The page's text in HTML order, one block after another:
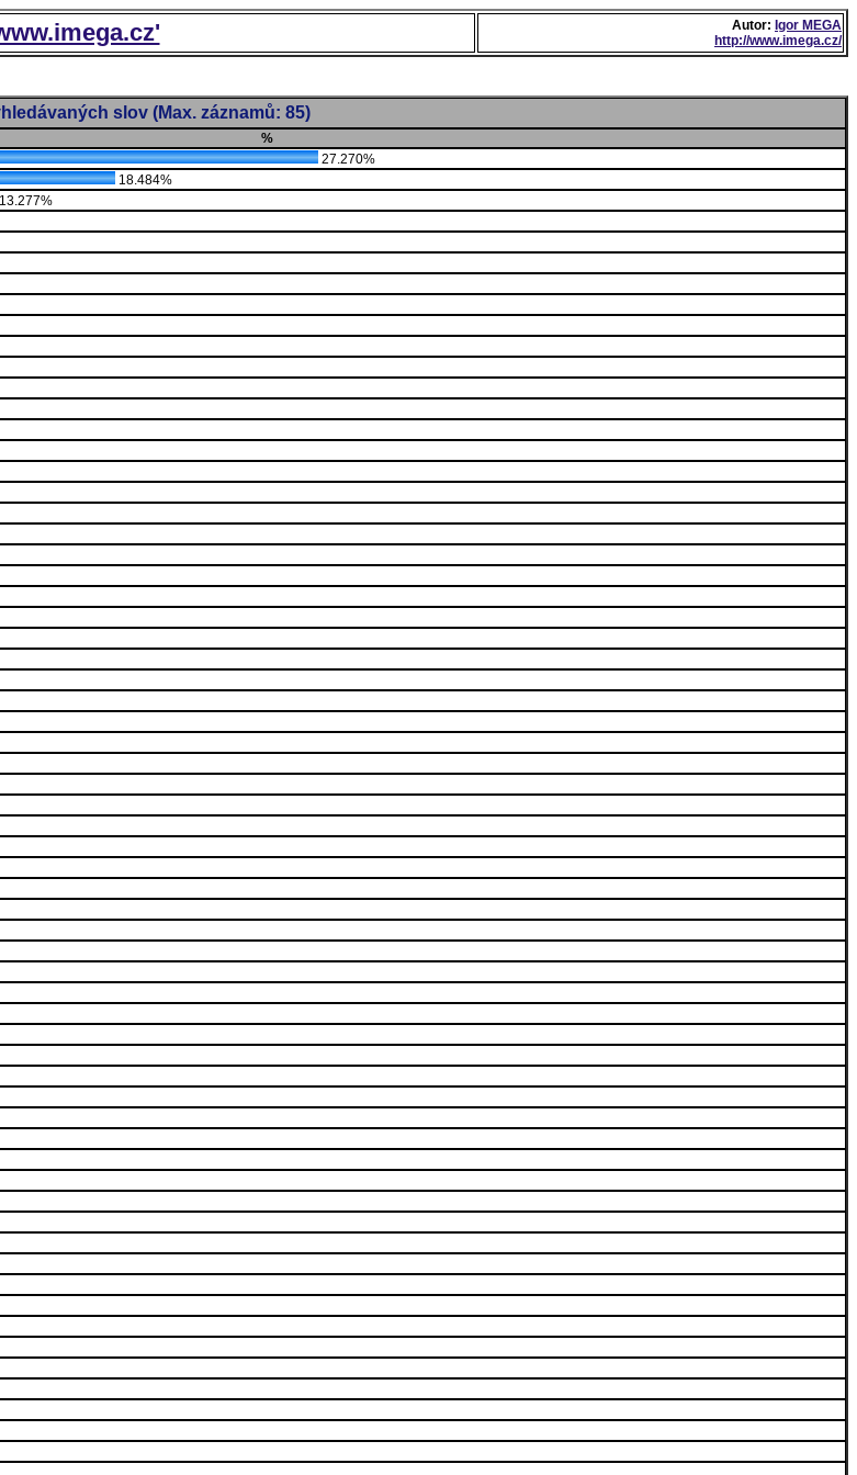
Autor: Igor MEGA
http://www.imega.cz/
slov (Max. záznamů: 85)
%
27.270%
18.484%
13.277%